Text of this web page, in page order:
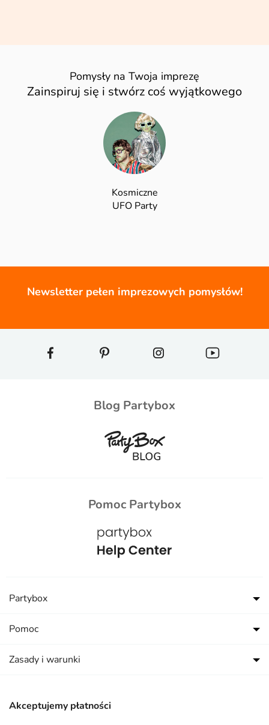
Pomysły na Twoja imprezę
Zainspiruj się i stwórz coś wyjątkowego
Kosmiczne
UFO Party
Newsletter pełen imprezowych pomysłów!
Blog Partybox
Pomoc Partybox
Akceptujemy płatności
Partybox
Pomoc
Zasady i warunki